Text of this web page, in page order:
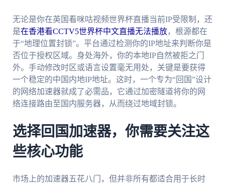
无论是你在英国看咪咕视频世界杯直播当前IP受限制，还
是在香港看CCTV5世界杯中文直播无法播放，根源都在
于“地理位置封锁”。平台通过检测你的IP地址来判断你是
否位于授权区域。身处海外，你的本地IP自然被拒之门
外。手动修改时区或语言设置毫无用处，关键是要获得
一个稳定的中国内地IP地址。这时，一个专为“回国”设计
的网络加速器就成了必需品，它通过加密隧道将你的网
络连接路由至国内服务器，从而绕过地域封锁。
选择回国加速器，你需要关注这
些核心功能
市场上的加速器五花八门，但并非所有都适合用于长时